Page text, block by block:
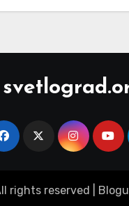
rights reserved